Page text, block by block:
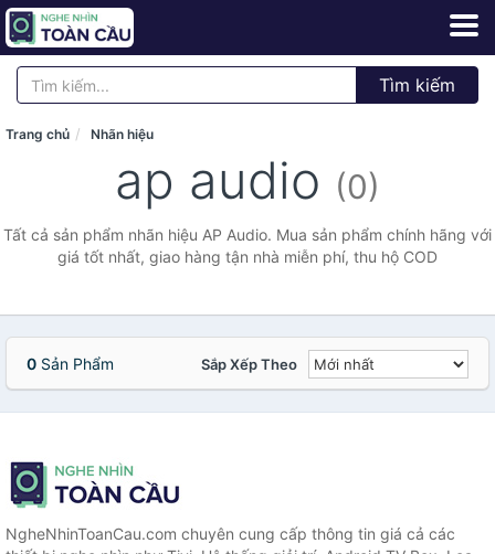
Tìm kiếm
Trang chủ Nhãn hiệu
ap audio (0)
Tất cả sản phẩm nhãn hiệu AP Audio. Mua sản phẩm chính hãng với
giá tốt nhất, giao hàng tận nhà miễn phí, thu hộ COD
0 Sản Phẩm Sắp Xếp Theo
NgheNhinToanCau.com chuyên cung cấp thông tin giá cả các